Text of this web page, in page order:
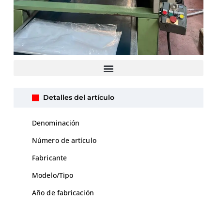
Detalles del artículo
Denominación
Número de artículo
Fabricante
Modelo/Tipo
Año de fabricación